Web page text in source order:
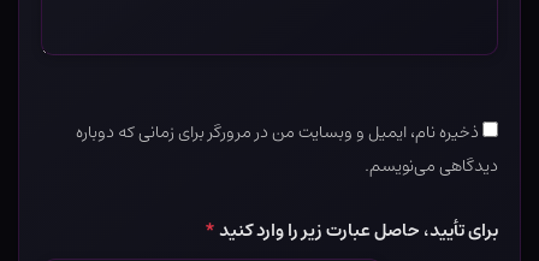
ذخیره نام، ایمیل و وبسایت من در مرورگر برای زمانی که دوباره
دیدگاهی می‌نویسم.
برای تأیید، حاصل عبارت زیر را وارد کنید*